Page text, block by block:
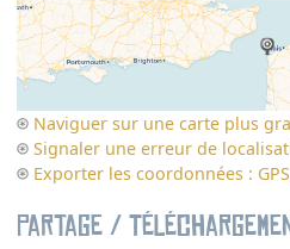
Naviguer sur une carte plus
Signaler une erreur de
Exporter les coordonnées :
Partage /